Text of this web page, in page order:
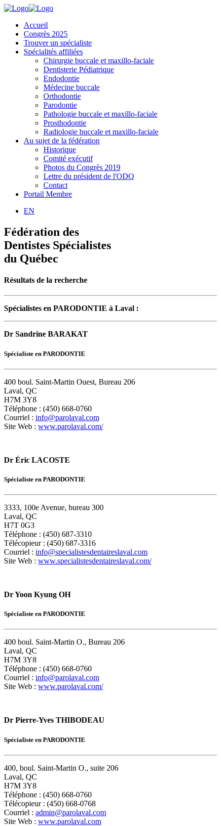
Accueil
Congrès 2025
Trouver un spécialiste
Spécialités affiliées
Chirurgie buccale et maxillo-faciale
Dentisterie Pédiatrique
Endodontie
Médecine buccale
Orthodontie
Parodontie
Pathologie buccale et maxillo-faciale
Prosthodontie
Radiologie buccale et maxillo-faciale
Au sujet de la fédération
Historique
Comité exécutif
Photos du Congrès 2019
Lettre du président de l'ODQ
Contact
Portail Membre
EN
Fédération des
Dentistes Spécialistes
du Québec
Résultats de la recherche
Spécialistes en PARODONTIE à Laval :
Dr Sandrine BARAKAT
Spécialiste en PARODONTIE
400 boul. Saint-Martin Ouest, Bureau 206
Laval, QC
H7M 3Y8
Téléphone : (450) 668-0760
Courriel : info@parolaval.com
Site Web : www.parolaval.com/
Dr Éric LACOSTE
Spécialiste en PARODONTIE
3333, 100e Avenue, bureau 300
Laval, QC
H7T 0G3
Téléphone : (450) 687-3310
Télécopieur : (450) 687-3316
Courriel : info@specialistesdentaireslaval.com
Site Web : www.specialistesdentaireslaval.com/
Dr Yoon Kyung OH
Spécialiste en PARODONTIE
400 boul. Saint-Martin O., Bureau 206
Laval, QC
H7M 3Y8
Téléphone : (450) 668-0760
Courriel : info@parolaval.com
Site Web : www.parolaval.com/
Dr Pierre-Yves THIBODEAU
Spécialiste en PARODONTIE
400, boul. Saint-Martin O., suite 206
Laval, QC
H7M 3Y8
Téléphone : (450) 668-0760
Télécopieur : (450) 668-0768
Courriel : admin@parolaval.com
Site Web : www.parolaval.com